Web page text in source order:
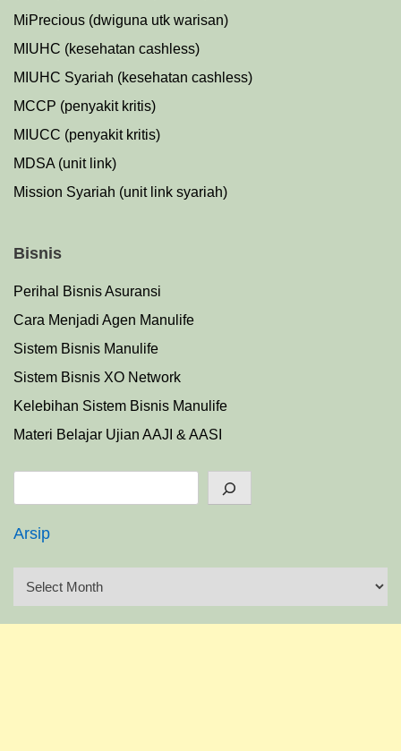
MiPrecious (dwiguna utk warisan)
MIUHC (kesehatan cashless)
MIUHC Syariah (kesehatan cashless)
MCCP (penyakit kritis)
MIUCC (penyakit kritis)
MDSA (unit link)
Mission Syariah (unit link syariah)
Bisnis
Perihal Bisnis Asuransi
Cara Menjadi Agen Manulife
Sistem Bisnis Manulife
Sistem Bisnis XO Network
Kelebihan Sistem Bisnis Manulife
Materi Belajar Ujian AAJI & AASI
Arsip